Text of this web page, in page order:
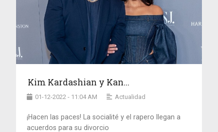
Kim Kardashian y Kan...
01-12-2022 - 11:04 AM Actualidad
¡Hacen las paces! La socialité y el rapero llegan a
acuerdos para su divorcio